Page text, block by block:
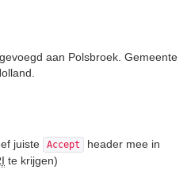
aan Polsbroek. Gemeente
juiste Accept
header mee in
te krijgen)